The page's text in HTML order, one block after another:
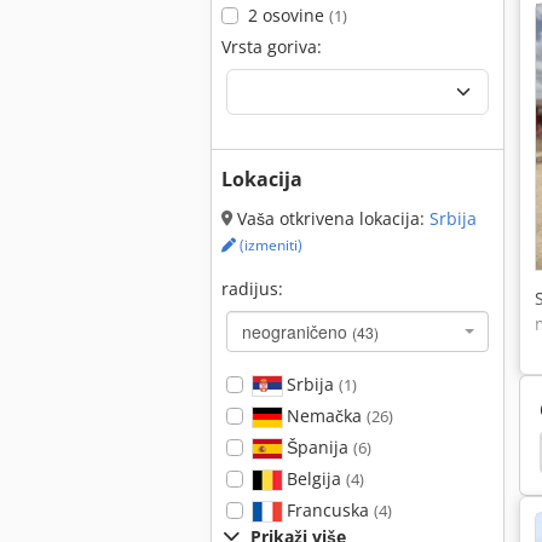
2 osovine (1)
Vrsta goriva:
Lokacija
Vaša otkrivena lokacija: Srbija
(izmeniti)
radijus:
neograničeno (43)
Srbija (1)
Nemačka (26)
Španija (6)
Belgija (4)
Francuska (4)
Prikaži više
Hamm 3518